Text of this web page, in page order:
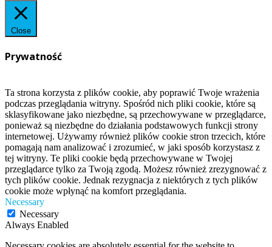
Close
Prywatność
Ta strona korzysta z plików cookie, aby poprawić Twoje wrażenia
podczas przeglądania witryny. Spośród nich pliki cookie, które są
sklasyfikowane jako niezbędne, są przechowywane w przeglądarce,
ponieważ są niezbędne do działania podstawowych funkcji strony
internetowej. Używamy również plików cookie stron trzecich, które
pomagają nam analizować i zrozumieć, w jaki sposób korzystasz z
tej witryny. Te pliki cookie będą przechowywane w Twojej
przeglądarce tylko za Twoją zgodą. Możesz również zrezygnować z
tych plików cookie. Jednak rezygnacja z niektórych z tych plików
cookie może wpłynąć na komfort przeglądania.
Necessary
Necessary
Always Enabled